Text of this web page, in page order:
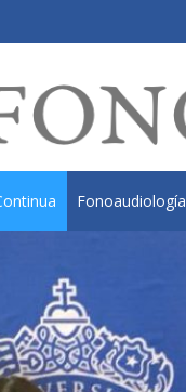
Fonoaudiología